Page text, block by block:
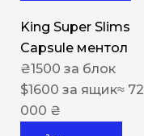
King Super Slims
Capsule ментол
₴1500 за блок
$1600 за ящик≈ 72
000 ₴